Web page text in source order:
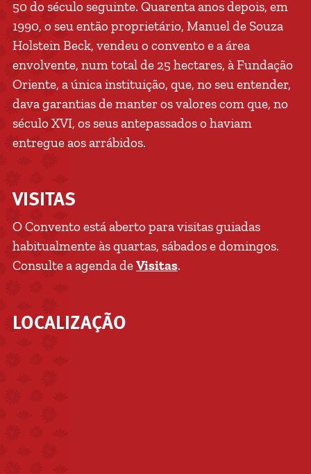
50 do século seguinte. Quarenta anos depois, em
1990, o seu então proprietário, Manuel de Souza
Holstein Beck, vendeu o convento e a área
envolvente, num total de 25 hectares, à Fundação
Oriente, a única instituição, que, no seu entender,
dava garantias de manter os valores com que, no
século XVI, os seus antepassados o haviam
entregue aos arrábidos.
VISITAS
O Convento está aberto para visitas guiadas
habitualmente às quartas, sábados e domingos.
Consulte a agenda deVisitas.
LOCALIZAÇÃO